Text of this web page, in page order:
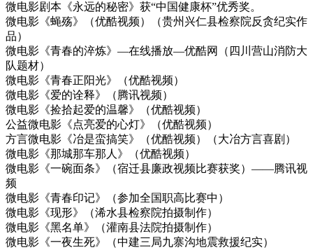
微电影剧本《永远的秘密》获“中国健康杯”优秀奖。
微电影《蝇殇》（优酷视频）（贵州兴仁县检察院反贪纪实作
品）
微电影《青春的淬炼》—在线播放—优酷网（四川营山消防大
队题材）
微电影《青春正阳光》（优酷视频）
微电影《爱的诠释》（腾讯视频）
微电影《捡拾起爱的温馨》（优酷视频）
公益微电影《点亮爱的心灯》（优酷视频）
方言微电影《冶是蛮搞笑》（优酷视频）（大冶方言喜剧）
微电影《那城那车那人》（优酷视频）
微电影《一碗面条》（宿迁县廉政视频比赛获奖）——腾讯视
频
微电影《青春印记》（参加全国职高比赛中）
微电影《现形》（浠水县检察院拍摄制作）
微电影《黑名单》（灌南县法院拍摄制作）
微电影《一夜生死》（中建三局九寨沟地震救援纪实）